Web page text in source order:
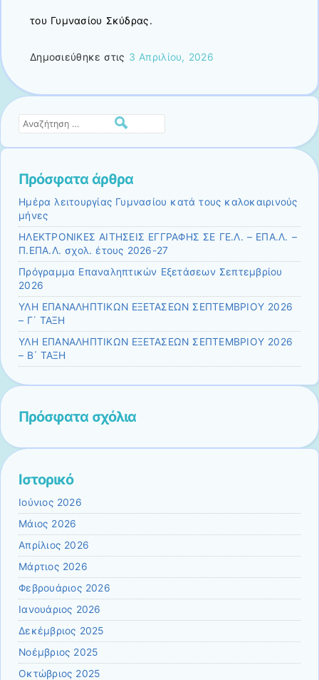
του Γυμνασίου Σκύδρας.
Δημοσιεύθηκε στις 3 Απριλίου, 2026
Αναζήτηση
Πρόσφατα άρθρα
Ημέρα λειτουργίας Γυμνασίου κατά τους καλοκαιρινούς
μήνες
ΗΛΕΚΤΡΟΝΙΚΕΣ ΑΙΤΗΣΕΙΣ ΕΓΓΡΑΦΗΣ ΣΕ ΓΕ.Λ. – ΕΠΑ.Λ. –
Π.ΕΠΑ.Λ. σχολ. έτους 2026-27
Πρόγραμμα Επαναληπτικών Εξετάσεων Σεπτεμβρίου
2026
ΥΛΗ ΕΠΑΝΑΛΗΠΤΙΚΩΝ ΕΞΕΤΑΣΕΩΝ ΣΕΠΤΕΜΒΡΙΟΥ 2026
– Γ΄ ΤΑΞΗ
ΥΛΗ ΕΠΑΝΑΛΗΠΤΙΚΩΝ ΕΞΕΤΑΣΕΩΝ ΣΕΠΤΕΜΒΡΙΟΥ 2026
– Β΄ ΤΑΞΗ
Πρόσφατα σχόλια
Ιστορικό
Ιούνιος 2026
Μάιος 2026
Απρίλιος 2026
Μάρτιος 2026
Φεβρουάριος 2026
Ιανουάριος 2026
Δεκέμβριος 2025
Νοέμβριος 2025
Οκτώβριος 2025